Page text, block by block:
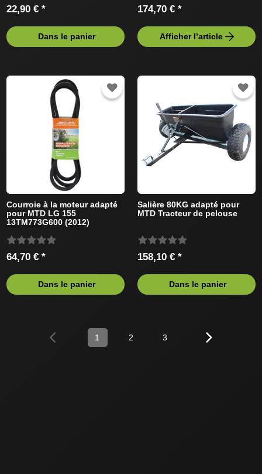
22,90 € *
Dans le panier
174,70 € *
Afficher l’article
Courroie à la moteur adapté
pour MTD LG 155
13TM773G600 (2012)
64,70 € *
Dans le panier
Salière 80KG adapté pour
MTD Tracteur de pelouse
158,10 € *
Dans le panier
1 2 3